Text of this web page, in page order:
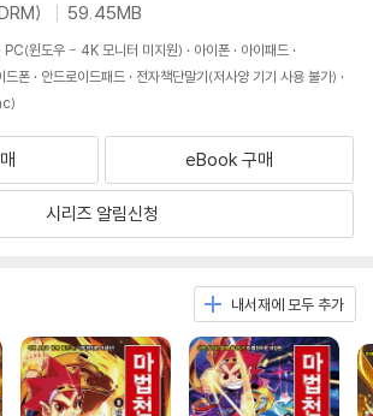
59.45MB
PC(윈도우 - 4K 모니터 미지원) 아이폰
아이패드
드폰
안드로이드패드
전자책단말기(저사양 기기 사용 불가)
eBook 구매
시리즈 알림신청
내서재에 모두 추가